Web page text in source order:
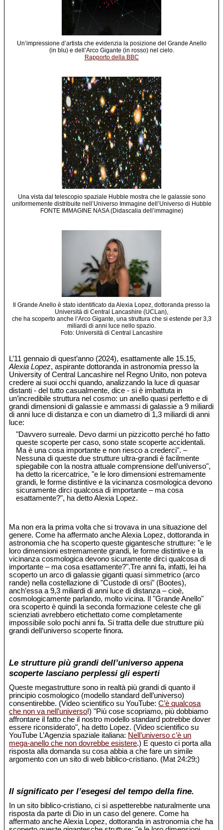
Un’impressione d’artista che evidenzia la posizione del Grande Anello
(in blu) e dell’Arco Gigante (in rosso) nel cielo.
Rapporto della BBC
Una vista dal telescopio spaziale Hubble mostra che le galassie sono
uniformemente distribuite nell’Universo Immagine dell’Universo di Hubble
FONTE IMMAGINE NASA (Didascalia dell’immagine)
Il Grande Anello è stato identificato da Alexia Lopez, dottoranda presso la
Università di Central Lancashire (UCLan),
che ha scoperto anche l’Arco Gigante, una struttura che si estende per 3,3
miliardi di anni luce nello spazio.
Foto: Università di Central Lancashire
L’11 gennaio di quest’anno (2024), esattamente alle 15.15,
Alexia Lopez, aspirante dottoranda in astronomia presso la
University of Central Lancashire nel Regno Unito, non poteva
credere ai suoi occhi quando, analizzando la luce di quasar
distanti - del tutto casualmente, dice - si è imbattuta in
un’incredibile struttura nel cosmo: un anello quasi perfetto e di
grandi dimensioni di galassie e ammassi di galassie a 9 miliardi
di anni luce di distanza e con un diametro di 1,3 miliardi di anni
luce:
"Davvero surreale. Devo darmi un pizzicotto perché ho fatto
queste scoperte per caso, sono state scoperte accidentali.
Ma è una cosa importante e non riesco a crederci". –
Nessuna di queste due strutture ultra-grandi è facilmente
spiegabile con la nostra attuale comprensione dell’universo",
ha detto la ricercatrice, "e le loro dimensioni estremamente
grandi, le forme distintive e la vicinanza cosmologica devono
sicuramente dirci qualcosa di importante – ma cosa
esattamente?", ha detto Alexia Lopez.
Ma non era la prima volta che si trovava in una situazione del
genere. Come ha affermato anche Alexia Lopez, dottoranda in
astronomia che ha scoperto queste gigantesche strutture: "e le
loro dimensioni estremamente grandi, le forme distintive e la
vicinanza cosmologica devono sicuramente dirci qualcosa di
importante – ma cosa esattamente?".Tre anni fa, infatti, lei ha
scoperto un arco di galassie giganti quasi simmetrico (arco
rande) nella costellazione di "Custode di orsi" (Bootes),
anch’essa a 9,3 miliardi di anni luce di distanza – cioè,
cosmologicamente parlando, molto vicina. Il "Grande Anello"
ora scoperto è quindi la seconda formazione celeste che gli
scienziati avrebbero etichettato come completamente
impossibile solo pochi anni fa. Si tratta delle due strutture più
grandi dell’universo scoperte finora.
Le strutture più grandi dell’universo appena
scoperte lasciano perplessi gli esperti
Queste megastrutture sono in realtà più grandi di quanto il
principio cosmologico (modello standard dell’universo)
consentirebbe. (Video scientifico su YouTube:C’è qualcosa
che non va nell’universo!) "Più cose scopriamo, più dobbiamo
affrontare il fatto che il nostro modello standard potrebbe dover
essere riconsiderato", ha detto Lopez. (Video scientifico su
YouTube L’Agenzia spaziale italiana: Nell’universo c’è un
mega-anello che non dovrebbe esistere.) E questo ci porta alla
risposta alla domanda su cosa abbia a che fare un simile
argomento con un sito di web biblico-cristiano. (Mat 24:29;)
Il significato per l’esegesi del tempo della fine.
In un sito biblico-cristiano, ci si aspetterebbe naturalmente una
risposta da parte di Dio in un caso del genere. Come ha
affermato anche Alexia Lopez, dottoranda in astronomia che ha